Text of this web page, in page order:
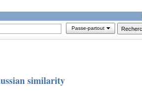
Passe-partout
similarity